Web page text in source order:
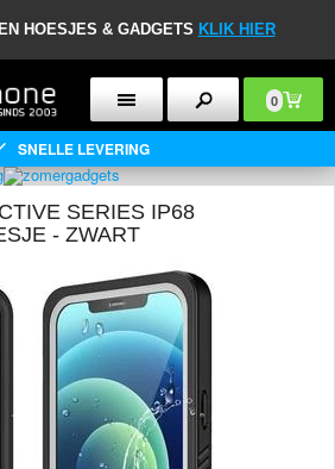
HOESJES & GADGETS KLIK HIER
0
SNELLE LEVERING
SERIES IP68
- ZWART